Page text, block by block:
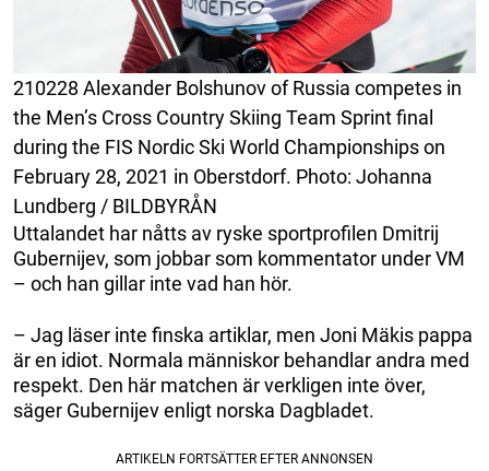
210228 Alexander Bolshunov of Russia competes in
the Men’s Cross Country Skiing Team Sprint final
during the FIS Nordic Ski World Championships on
February 28, 2021 in Oberstdorf. Photo: Johanna
Lundberg / BILDBYRÅN
Uttalandet har nåtts av ryske sportprofilen Dmitrij
Gubernijev, som jobbar som kommentator under VM
– och han gillar inte vad han hör.
– Jag läser inte finska artiklar, men Joni Mäkis pappa
är en idiot. Normala människor behandlar andra med
respekt. Den här matchen är verkligen inte över,
säger Gubernijev enligt norska Dagbladet.